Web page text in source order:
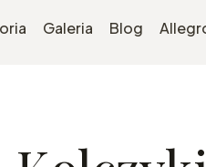
Galeria Blog